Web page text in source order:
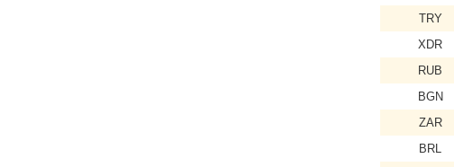
TRY
XDR
RUB
BGN
ZAR
BRL